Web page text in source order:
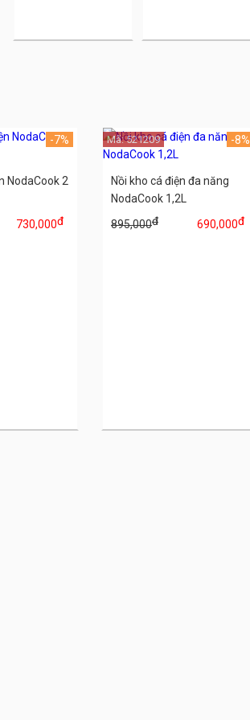
NodaCook 2
730,000đ
-7%
Nồi kho cá điện đa năng
NodaCook 1,2L
895,000đ 690,000đ
-8%
Mã: 521209